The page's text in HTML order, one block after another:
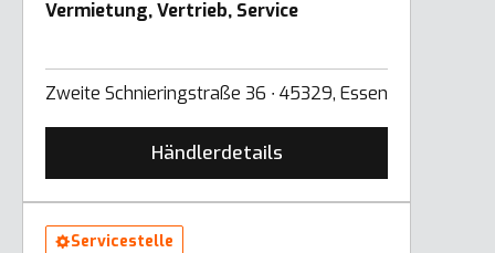
Vermietung, Vertrieb, Service
Zweite Schnieringstraße 36 ∙ 45329, Essen
Händlerdetails
Servicestelle